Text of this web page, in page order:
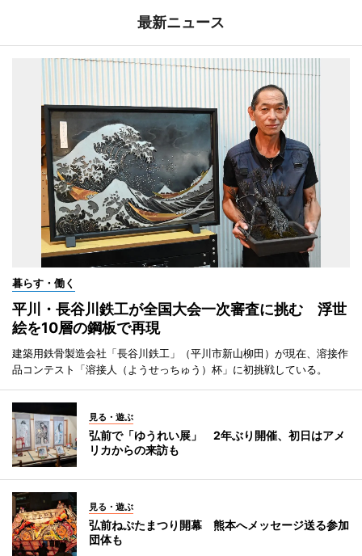
最新ニュース
暮らす・働く
平川・長谷川鉄工が全国大会一次審査に挑む 浮世
絵を10層の鋼板で再現
建築用鉄骨製造会社「長谷川鉄工」（平川市新山柳田）が現在、溶接作
品コンテスト「溶接人（ようせっちゅう）杯」に初挑戦している。
見る・遊ぶ
弘前で「ゆうれい展」 2年ぶり開催、初日はアメ
リカからの来訪も
見る・遊ぶ
弘前ねぷたまつり開幕 熊本へメッセージ送る参加
団体も